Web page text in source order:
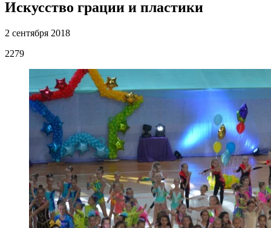
Искусство грации и пластики
2 сентября 2018
2279